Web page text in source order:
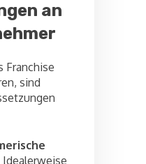
an
Franchise
sind
Idealerweise